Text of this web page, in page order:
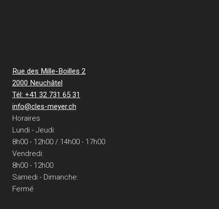
Rue des Mille-Boilles 2
2000 Neuchâtel
Tél: +41 32 731 65 31
info@cles-meyer.ch
Horaires
Lundi - Jeudi:
8h00 - 12h00 / 14h00 - 17h00
Vendredi:
8h00 - 12h00
Samedi - Dimanche:
Fermé